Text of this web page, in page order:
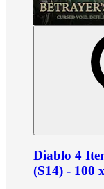
Diablo 4
(S14) - 100